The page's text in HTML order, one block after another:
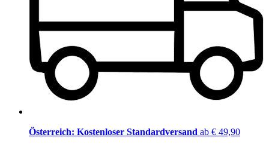
Österreich: Kostenloser Standardversand ab € 49,90